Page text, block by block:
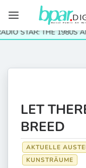
STAR: THE 1980S AND
LET
BREED
AKTUELLE
KUNSTRÄUME